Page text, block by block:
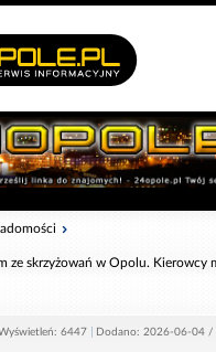
ze skrzyżowań w Opolu. Kierowcy
6447 Dodano: 2026-06-04 /